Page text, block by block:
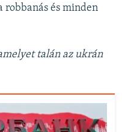
és minden
talán az ukrán